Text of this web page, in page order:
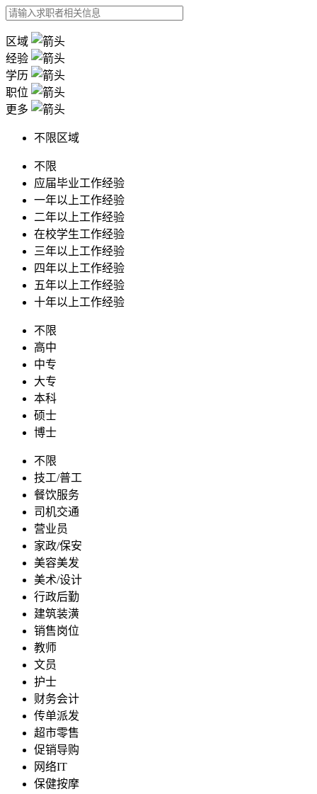
区域
经验
学历
职位
更多
不限区域
不限
应届毕业工作经验
一年以上工作经验
二年以上工作经验
在校学生工作经验
三年以上工作经验
四年以上工作经验
五年以上工作经验
十年以上工作经验
不限
高中
中专
大专
本科
硕士
博士
不限
技工/普工
餐饮服务
司机交通
营业员
家政/保安
美容美发
美术/设计
行政后勤
建筑装潢
销售岗位
教师
文员
护士
财务会计
传单派发
超市零售
促销导购
网络IT
保健按摩